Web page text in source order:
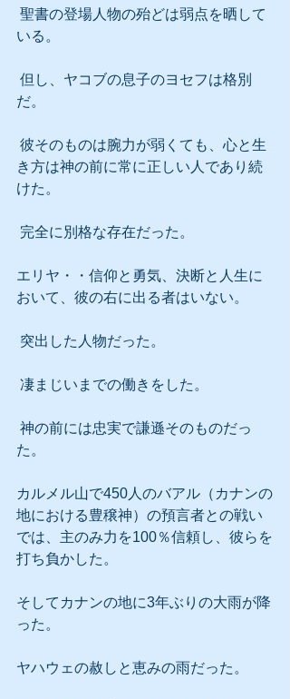
いる。
だ。
き方は神の前に常に正しい人であり続
けた。
完全に別格な存在だった。
エリヤ・・信仰と勇気、決断と人生に
おいて、彼の右に出る者はいない。
突出した人物だった。
凄まじいまでの働きをした。
た。
カルメル山で450人のバアル（カナンの
地における豊穣神）の預言者との戦い
では、主のみ力を100％信頼し、彼らを
打ち負かした。
そしてカナンの地に3年ぶりの大雨が降
った。
ヤハウェの赦しと恵みの雨だった。